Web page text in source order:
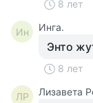
8 лет
Ин Инга.
Энто
8 лет
ЛР Лизавета